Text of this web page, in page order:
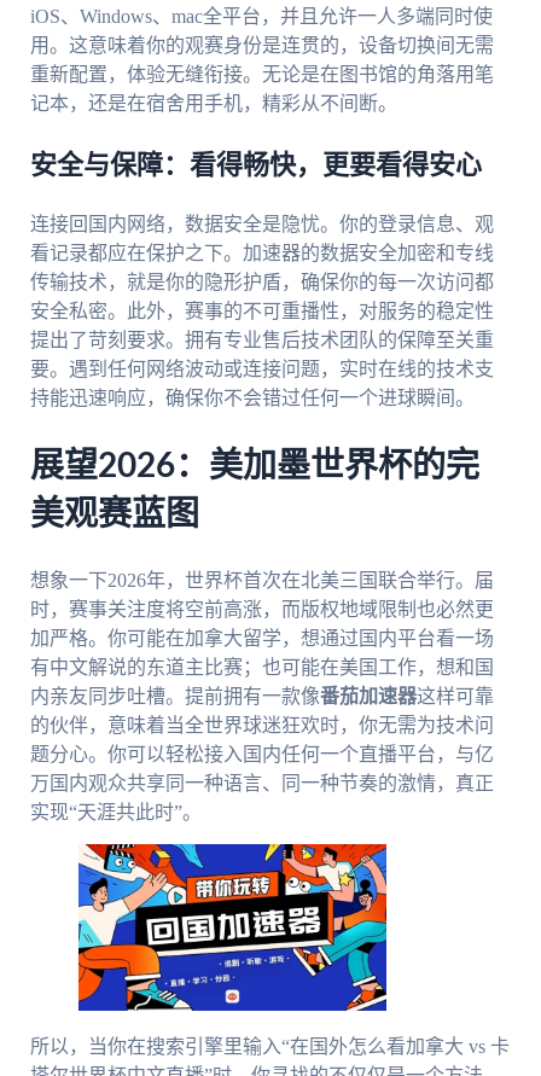
iOS、Windows、mac全平台，并且允许一人多端同时使
用。这意味着你的观赛身份是连贯的，设备切换间无需
重新配置，体验无缝衔接。无论是在图书馆的角落用笔
记本，还是在宿舍用手机，精彩从不间断。
安全与保障：看得畅快，更要看得安心
连接回国内网络，数据安全是隐忧。你的登录信息、观
看记录都应在保护之下。加速器的数据安全加密和专线
传输技术，就是你的隐形护盾，确保你的每一次访问都
安全私密。此外，赛事的不可重播性，对服务的稳定性
提出了苛刻要求。拥有专业售后技术团队的保障至关重
要。遇到任何网络波动或连接问题，实时在线的技术支
持能迅速响应，确保你不会错过任何一个进球瞬间。
展望2026：美加墨世界杯的完
美观赛蓝图
想象一下2026年，世界杯首次在北美三国联合举行。届
时，赛事关注度将空前高涨，而版权地域限制也必然更
加严格。你可能在加拿大留学，想通过国内平台看一场
有中文解说的东道主比赛；也可能在美国工作，想和国
内亲友同步吐槽。提前拥有一款像番茄加速器这样可靠
的伙伴，意味着当全世界球迷狂欢时，你无需为技术问
题分心。你可以轻松接入国内任何一个直播平台，与亿
万国内观众共享同一种语言、同一种节奏的激情，真正
实现“天涯共此时”。
所以，当你在搜索引擎里输入“在国外怎么看加拿大 vs 卡